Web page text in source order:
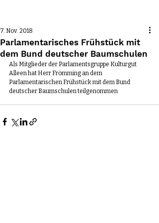
Parlamentarisches Frühstück mit
dem Bund deutscher Baumschulen
7. Nov. 2018
Als Mitglieder der Parlamentsgruppe Kulturgut
Alleen hat Herr Frömming an dem
Parlamentarischen Frühstück mit dem Bund
deutscher Baumschulen teilgenommen